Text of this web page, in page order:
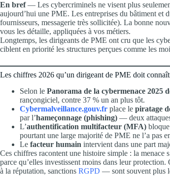
En bref— Les cybercriminels ne visent plus
aujourd’hui une PME. Les entreprises du bâtiment et
fournisseurs, messagerie très sollicitée). La bonne
vous les détaille, appliquées à vos métiers.
Longtemps, les dirigeants de PME ont cru que les
ciblent en priorité les structures perçues comme les
Les chiffres 2026 qu’un dirigeant de PME doit
Selon le Panorama de la cybermenace 2025
rançongiciel, contre 37 % un an plus tôt.
Cybermalveillance.gouv.fr place le piratage
par l’hameçonnage (phishing) — deux
L’authentification multifacteur (MFA)
pourtant une large majorité de PME ne l’a pas
Le facteur humain intervient dans une part
Ces chiffres racontent une histoire simple : la menace
parce qu’elles investissent moins dans leur
à la réputation, sanctions RGPD — sont souvent plus